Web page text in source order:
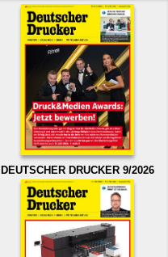
DEUTSCHER DRUCKER 9/2026